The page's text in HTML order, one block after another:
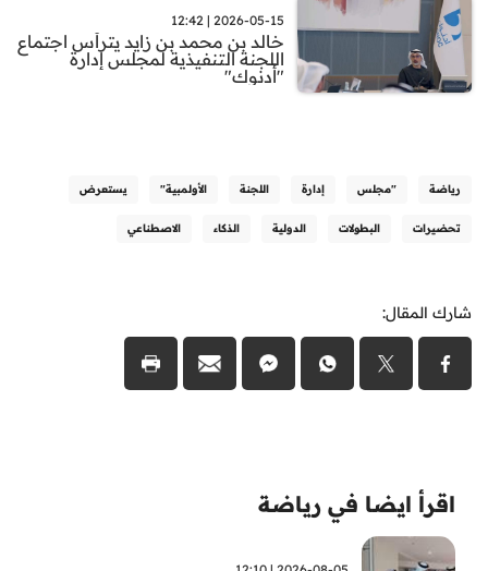
2026-05-15 | 12:42
خالد بن محمد بن زايد يترأس اجتماع
اللجنة التنفيذية لمجلس إدارة
"أدنوك"
رياضة "مجلس إدارة اللجنة الأولمبية" يستعرض
تحضيرات البطولات الدولية الذكاء الاصطناعي
شارك المقال:
اقرأ ايضا في رياضة